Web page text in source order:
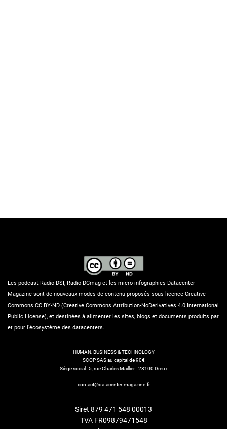
Les podcast Radio DSI, Radio DCmag et les micro-infographies Datacenter
Magazine sont de nouveaux modes de contenu proposés sous licence Creative
Commons CC BY-ND (Creative Commons Attribution-NoDerivatives 4.0 International
Public License), et destinées à alimenter les sites, blogs et documents produits par
et pour l’écosystème des datacenters.
HUMAN, BUSINESS & TECHNOLOGY
SCOP SAS au capital de 90€
Siège social : 5, rue Charles Maillier - 28100 Dreux
contact@datacenter-magazine.fr
Siret 879 471 548 00013
TVA FR09879471548